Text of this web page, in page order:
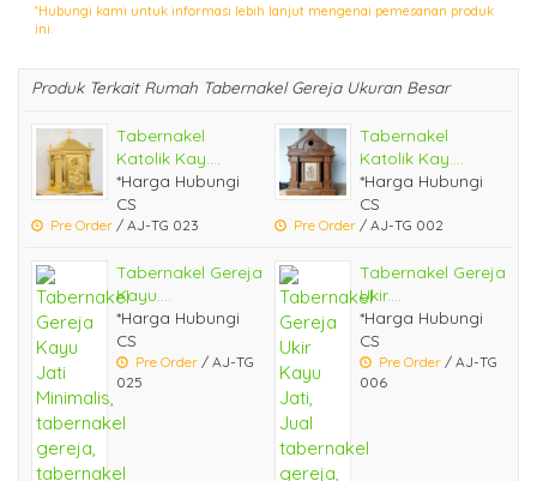
*Hubungi kami untuk informasi lebih lanjut mengenai pemesanan produk
ini.
Produk Terkait Rumah Tabernakel Gereja Ukuran Besar
Tabernakel
Katolik Kay....
*Harga Hubungi
CS
Pre Order / AJ-TG 023
Tabernakel
Katolik Kay....
*Harga Hubungi
CS
Pre Order / AJ-TG 002
Tabernakel Gereja
Kayu....
*Harga Hubungi
CS
Pre Order / AJ-TG
025
Tabernakel Gereja
Ukir....
*Harga Hubungi
CS
Pre Order / AJ-TG
006